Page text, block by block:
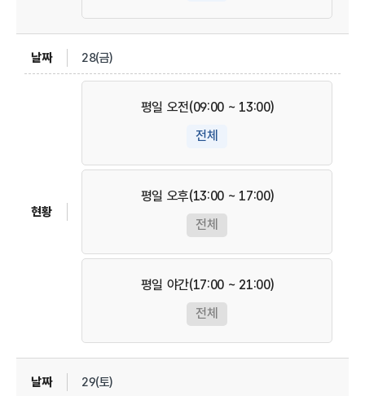
28(금)
평일 오전(09:00 ~ 13:00)
전체
평일 오후(13:00 ~ 17:00)
전체
평일 야간(17:00 ~ 21:00)
전체
29(토)